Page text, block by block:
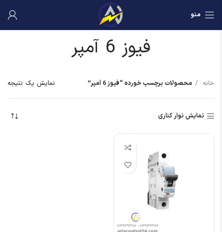
منو
فیوز 6 آمپر
خانه محصولات برچسب خورده “فیوز 6 آمپر” نمایش یک نتیجه
نمایش نوار کناری